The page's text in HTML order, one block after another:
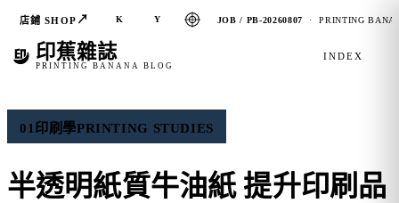
店鋪 SHOP ↗ K Y JOB / PB-20260807 · PRINTING
印蕉雜誌
PRINTING BANANA BLOG
INDEX
01 印刷學PRINTING STUDIES
半透明紙質牛油紙 提升印刷品